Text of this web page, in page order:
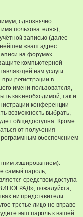
однозначно
пользователя»),
записью (далее
«ваш адрес
на форумах
компьютерной
нам услуги
регистрации в
имени пользователя,
как необходимой, так и
конференции
возможность выбрать,
общедоступна. Кроме
от получения
обеспечением
хэшированием).
самый пароль,
средством доступа
пожалуйста,
ни представители
третье лицо не вправе
ваш пароль к вашей